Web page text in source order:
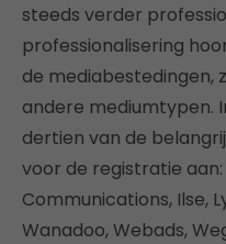
steeds verder
professionalisering
de mediabestedingen,
andere mediumtypen.
dertien van de
voor de registratie aan:
Communications, Ilse,
Wanadoo, Webads,